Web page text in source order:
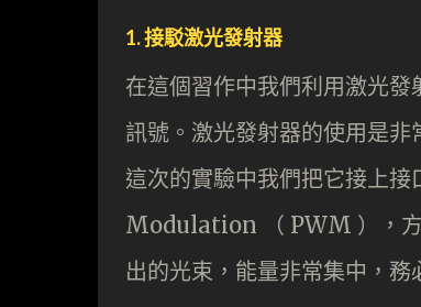
1. 接駁激光發射器
在這個習作中我們利用激光
訊號。激光發射器的使用是
這次的實驗中我們把它接上
Modulation （ PWM ），方
出的光束，能量非常集中，